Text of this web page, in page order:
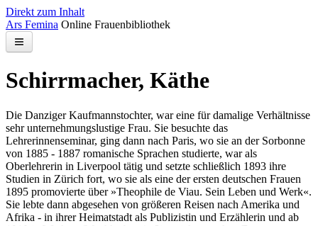
Direkt zum Inhalt
Ars Femina Online Frauenbibliothek
Kontakt
Suchen
Schirrmacher, Käthe
Die Danziger Kaufmannstochter, war eine für damalige Verhältnisse
sehr unternehmungslustige Frau. Sie besuchte das
Lehrerinnenseminar, ging dann nach Paris, wo sie an der Sorbonne
von 1885 - 1887 romanische Sprachen studierte, war als
Oberlehrerin in Liverpool tätig und setzte schließlich 1893 ihre
Studien in Zürich fort, wo sie als eine der ersten deutschen Frauen
1895 promovierte über »Theophile de Viau. Sein Leben und Werk«.
Sie lebte dann abgesehen von größeren Reisen nach Amerika und
Afrika - in ihrer Heimatstadt als Publizistin und Erzählerin und ab